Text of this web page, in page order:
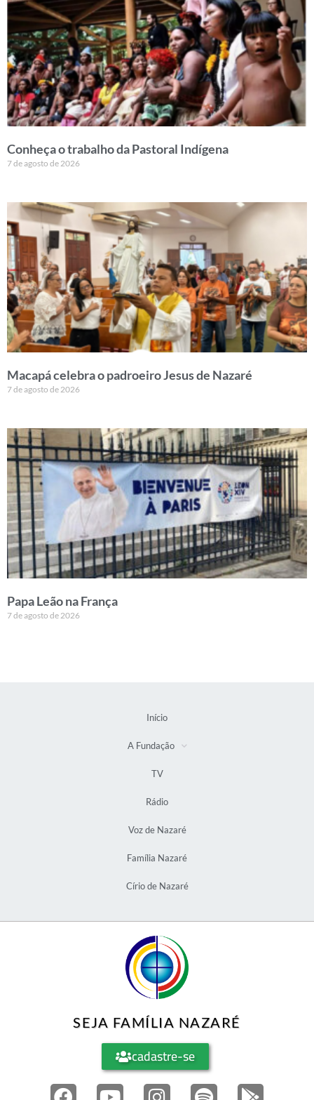
Conheça o trabalho da Pastoral Indígena
7 de agosto de 2026
Macapá celebra o padroeiro Jesus de Nazaré
7 de agosto de 2026
Papa Leão na França
7 de agosto de 2026
Início
A Fundação
TV
Rádio
Voz de Nazaré
Família Nazaré
Círio de Nazaré
SEJA FAMÍLIA NAZARÉ
cadastre-se